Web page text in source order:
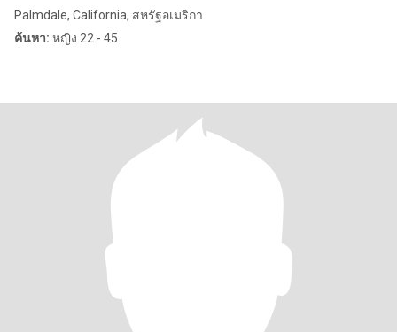
Palmdale, California, สหรัฐอเมริกา
ค้นหา: หญิง 22 - 45